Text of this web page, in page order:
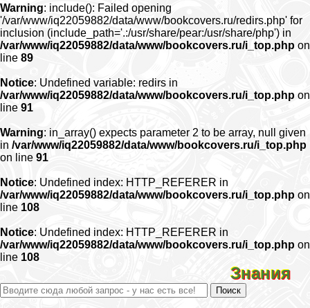
Warning: include(): Failed opening
'/var/www/iq22059882/data/www/bookcovers.ru/redirs.php' for
inclusion (include_path='.:/usr/share/pear:/usr/share/php') in
/var/www/iq22059882/data/www/bookcovers.ru/i_top.php on
line 89
Notice: Undefined variable: redirs in
/var/www/iq22059882/data/www/bookcovers.ru/i_top.php on
line 91
Warning: in_array() expects parameter 2 to be array, null given
in /var/www/iq22059882/data/www/bookcovers.ru/i_top.php
on line 91
Notice: Undefined index: HTTP_REFERER in
/var/www/iq22059882/data/www/bookcovers.ru/i_top.php on
line 108
Notice: Undefined index: HTTP_REFERER in
/var/www/iq22059882/data/www/bookcovers.ru/i_top.php on
line 108
Знания